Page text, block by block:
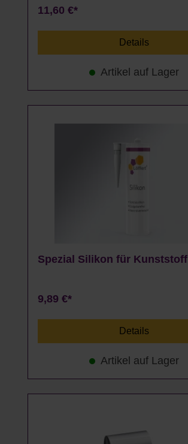
11,60 €*
Details
Artikel auf Lager
Spezial Silikon für Kunststoff
9,89 €*
Details
Artikel auf Lager